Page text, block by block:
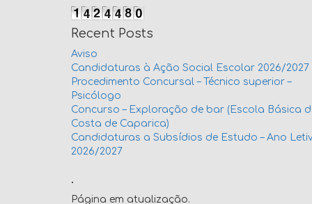
Recent Posts
Aviso
Candidaturas à Ação Social Escolar 2026/2027
Procedimento Concursal – Técnico superior –
Psicólogo
Concurso – Exploração de bar (Escola Básica
Costa de Caparica)
Candidaturas a Subsídios de Estudo – Ano
2026/2027
.
Página em atualização.